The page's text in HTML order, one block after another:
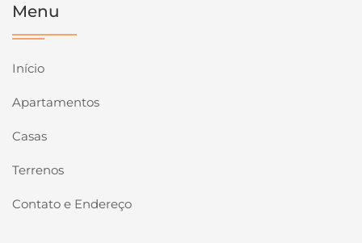
Menu
Início
Apartamentos
Casas
Terrenos
Contato e Endereço